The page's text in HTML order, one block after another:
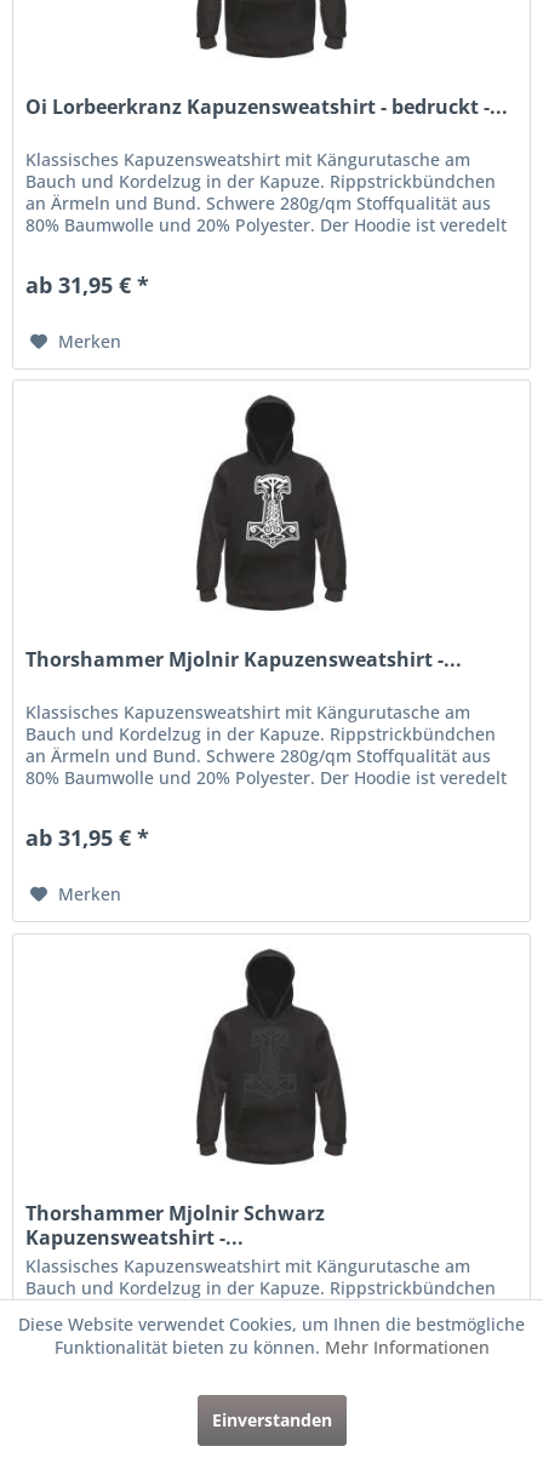
Oi Lorbeerkranz Kapuzensweatshirt - bedruckt -...
Klassisches Kapuzensweatshirt mit Kängurutasche am
Bauch und Kordelzug in der Kapuze. Rippstrickbündchen
an Ärmeln und Bund. Schwere 280g/qm Stoffqualität aus
80% Baumwolle und 20% Polyester. Der Hoodie ist veredelt
ab 31,95 € *
Merken
Thorshammer Mjolnir Kapuzensweatshirt -...
Klassisches Kapuzensweatshirt mit Kängurutasche am
Bauch und Kordelzug in der Kapuze. Rippstrickbündchen
an Ärmeln und Bund. Schwere 280g/qm Stoffqualität aus
80% Baumwolle und 20% Polyester. Der Hoodie ist veredelt
ab 31,95 € *
Merken
Thorshammer Mjolnir Schwarz
Kapuzensweatshirt -...
Klassisches Kapuzensweatshirt mit Kängurutasche am
Bauch und Kordelzug in der Kapuze. Rippstrickbündchen
80% Baumwolle und 20% Polyester. Der Hoodie ist veredelt
mit einem...
Diese Website verwendet Cookies, um Ihnen die bestmögliche
Funktionalität bieten zu können. Mehr Informationen
Einverstanden